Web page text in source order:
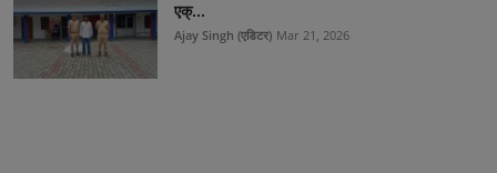
एक्...
Ajay Singh (एडिटर) Mar 21, 2026